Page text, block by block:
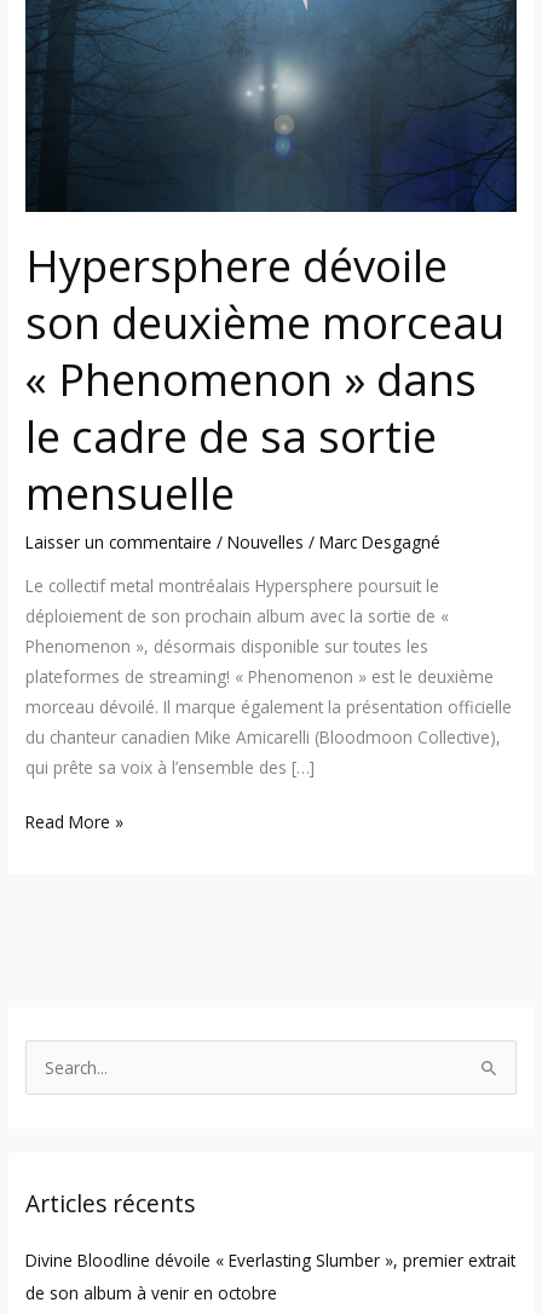
Hypersphere dévoile
son deuxième morceau
« Phenomenon » dans
le cadre de sa sortie
mensuelle
Laisser un commentaire /Nouvelles /Marc Desgagné
Le collectif metal montréalais Hypersphere poursuit le
déploiement de son prochain album avec la sortie de «
Phenomenon », désormais disponible sur toutes les
plateformes de streaming! « Phenomenon » est le deuxième
morceau dévoilé. Il marque également la présentation officielle
du chanteur canadien Mike Amicarelli (Bloodmoon Collective),
qui prête sa voix à l’ensemble des […]
deuxième
morceau
« Phenomenon »
le
sortie
mensuelle
Read More »
c
f
o
Articles récents
Divine Bloodline dévoile « Everlasting Slumber », premier extrait
de son album à venir en octobre